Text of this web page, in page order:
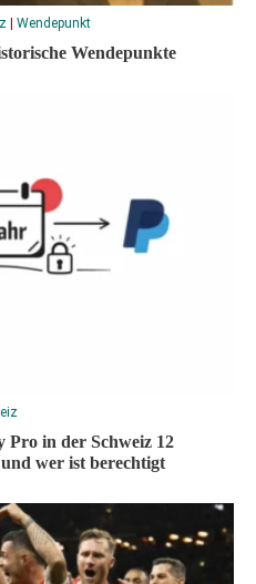
| Wendepunkt
Wendepunkte
Pro in der Schweiz 12
wer ist berechtigt